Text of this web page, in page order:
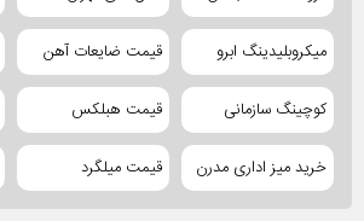
میکروبلیدینگ ابرو قیمت ضایعات آهن
کوچینگ سازمانی قیمت هبلکس
خرید میز اداری مدرن قیمت میلگرد